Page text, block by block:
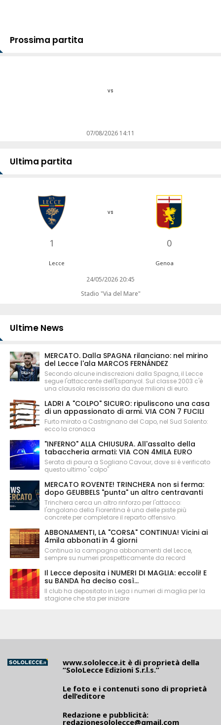
Prossima partita
vs
07/08/2026 14:11
Ultima partita
1
vs
0
Lecce Genoa
24/05/2026 20:45
Stadio "Via del Mare"
Ultime News
MERCATO. Dalla SPAGNA rilanciano: nel mirino
del Lecce l'ala MARCOS FERNÁNDEZ
Secondo alcune indiscrezioni dalla Spagna, il Lecce
segue l'attaccante dell'Espanyol. Sul classe 2003 c'è
una clausola rescissoria da due milioni di euro.
LADRI A "COLPO" SICURO: ripuliscono una casa
di un appassionato di armi. VIA CON 7 FUCILI
Furto mirato a Castrignano del Capo, nel Sud Salento:
ecco la cronaca
"INFERNO" ALLA CHIUSURA. All'assalto della
tabaccheria armati: VIA CON 4MILA EURO
Serata di paura a Sogliano Cavour, dove si è verificato
questo ultimo "colpo"
MERCATO ROVENTE! TRINCHERA non si ferma:
dopo GEUBBELS "punta" un altro centravanti
Trinchera cerca un altro rinforzo per l'attacco:
l'angolano della Fiorentina è una delle piste più
concrete per completare il reparto offensivo.
ABBONAMENTI, LA "CORSA" CONTINUA! Vicini ai
4mila abbonati in 4 giorni
Continua la campagna abbonamenti del Lecce,
sempre su numeri prospetticamente da record
Il Lecce deposita i NUMERI DI MAGLIA: eccoli! E
su BANDA ha deciso così...
Il club ha depositato in Lega i numeri di maglia per la
stagione che sta per iniziare
www.sololecce.it è di proprietà della
“SoloLecce Edizioni S.r.l.s.”
Le foto e i contenuti sono di proprietà
dell’editore
Redazione e pubblicità:
redazionesololecce@gmail.com